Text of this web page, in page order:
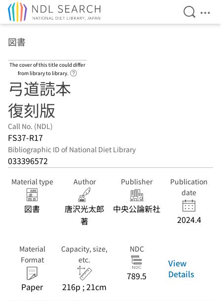
Open
図書
The cover of this title could differ
from library to library.
弓道読本
復刻版
Call No. (NDL)
FS37-R17
Bibliographic ID of National Diet Library
033396572
Material type
図書
Author
唐沢光太郎
著
Publisher
中央公論新社
Publication
date
2024.4
Material
Format
Paper
Capacity, size,
etc.
216p ; 21cm
NDC
789.5
View
Details